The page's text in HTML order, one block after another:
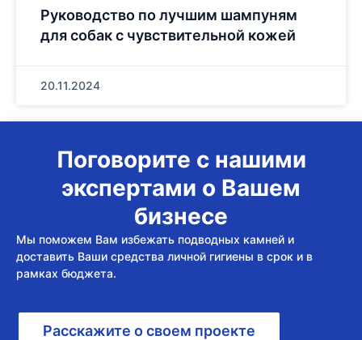
Руководство по лучшим шампуням
для собак с чувствительной кожей
20.11.2024
Поговорите с нашими
экспертами о Вашем
бизнесе
Мы поможем Вам избежать подводных камней и
доставить Ваши средства личной гигиены в срок и в
рамках бюджета.
Расскажите о своем проекте